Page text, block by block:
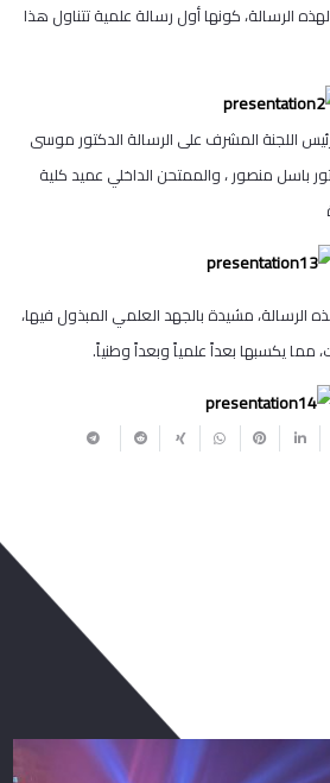
الرسالة، كونها أول رسالة علمية تتناول هذا
اللجنة المشرف على الرسالة الدكتور موسى
باسل منصور ، والممتحن الداخلي عميد كلية
الرسالة، مشيدة بالجهد العلمي المبذول فيها،
مما يكسبها بعداً علمياً وبعداً وطنياً.